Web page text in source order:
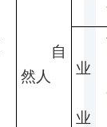
自
然人
业
业